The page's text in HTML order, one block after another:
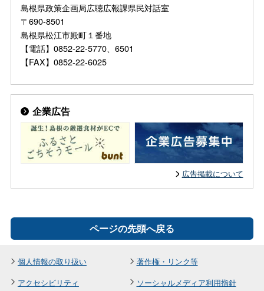
島根県政策企画局広聴広報課県民対話室
〒690-8501
島根県松江市殿町１番地
【電話】0852-22-5770、6501
【FAX】0852-22-6025
企業広告
広告掲載について
ページの先頭へ戻る
個人情報の取り扱い
著作権・リンク等
アクセシビリティ
ソーシャルメディア利用指針